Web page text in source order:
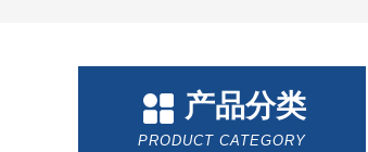
产品分类
PRODUCT CATEGORY